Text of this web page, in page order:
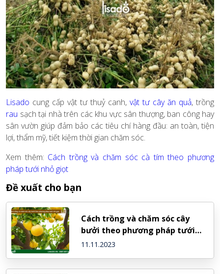
Lisado cung cấp vật tư thuỷ canh, vật tư cây ăn quả, trồng
rau sạch tại nhà trên các khu vực sân thượng, ban công hay
sân vườn giúp đảm bảo các tiêu chí hàng đầu: an toàn, tiện
lợi, thẩm mỹ, tiết kiệm thời gian chăm sóc.
Xem thêm: Cách trồng và chăm sóc cà tím theo phương
pháp tưới nhỏ giọt
Đề xuất cho bạn
Cách trồng và chăm sóc cây
bưởi theo phương pháp tưới
nhỏ giọt
11.11.2023